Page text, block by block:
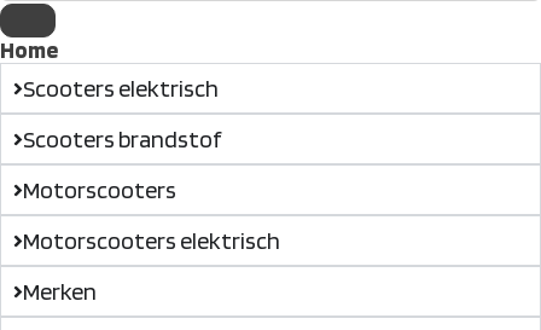
Home
Scooters elektrisch
Scooters brandstof
Motorscooters
Motorscooters elektrisch
Merken